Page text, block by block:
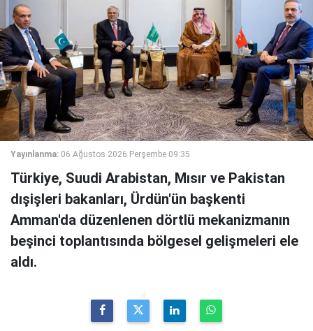
Yayınlanma: 06 Ağustos 2026 Perşembe 09:35
Türkiye, Suudi Arabistan, Mısır ve Pakistan
dışişleri bakanları, Ürdün'ün başkenti
Amman'da düzenlenen dörtlü mekanizmanın
beşinci toplantısında bölgesel gelişmeleri ele
aldı.